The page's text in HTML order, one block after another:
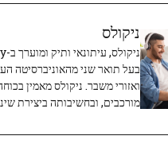
ניקולס
בעל תואר שני מהאוניברסיטה
ואזורי משבר. ניקולס מאמין
מורכבים, ובחשיבותה ביצירת